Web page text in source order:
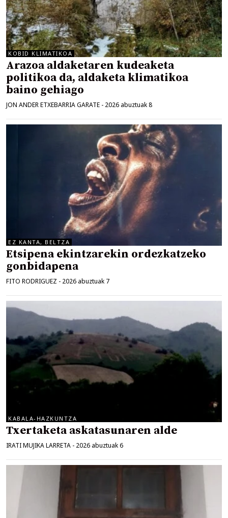
KOBID KLIMATIKOA
Arazoa aldaketaren kudeaketa
politikoa da, aldaketa klimatikoa
baino gehiago
JON ANDER ETXEBARRIA GARATE - 2026 abuztuak 8
EZ KANTA, BELTZA
Etsipena ekintzarekin ordezkatzeko
gonbidapena
FITO RODRIGUEZ - 2026 abuztuak 7
KABALA-HAZKUNTZA
Txertaketa askatasunaren alde
IRATI MUJIKA LARRETA - 2026 abuztuak 6